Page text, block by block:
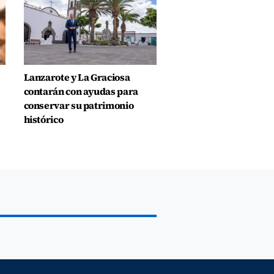
Lanzarote y La Graciosa
contarán con ayudas para
conservar su patrimonio
histórico